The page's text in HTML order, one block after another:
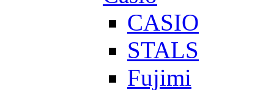
CASIO
STALS
Fujimi